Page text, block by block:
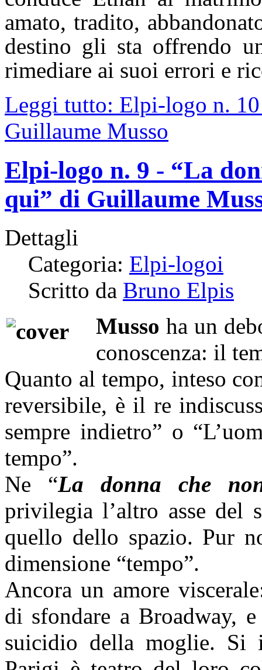
amato, tradito,
destino gli sta offrendo
rimediare ai suoi errori e
Leggi tutto: Elpi-logo n. 10
Guillaume Musso
Elpi-logo n. 9 - “La
qui” di Guillaume
Dettagli
Categoria: Elpi-logoi
Scritto da Bruno Elpis
Musso ha un
conoscenza: il
Quanto al tempo, inteso
reversibile, è il re
sempre indietro” o
tempo”.
Ne “La donna che
privilegia l’altro asse del
quello dello spazio. Pur
dimensione “tempo”.
Ancora un amore
di sfondare a Broadway,
suicidio della moglie. Si